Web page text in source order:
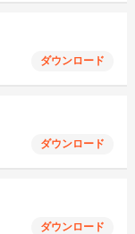
ダウンロード
ダウンロード
ダウンロード